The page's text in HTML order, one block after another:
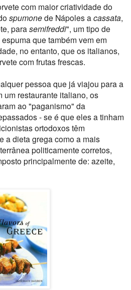
com maior criatividade do
spumonede Nápoles acassata,
parasemifreddi", um tipo de
que também vem em
no entanto, que os italianos,
com frutas frescas.
pessoa que já viajou para a
um restaurante italiano, os
ao "paganismo" da
​- se é que eles a tinham
ortodoxos têm
a dieta grega como a mais
politicamente corretos,
principalmente de: azeite,